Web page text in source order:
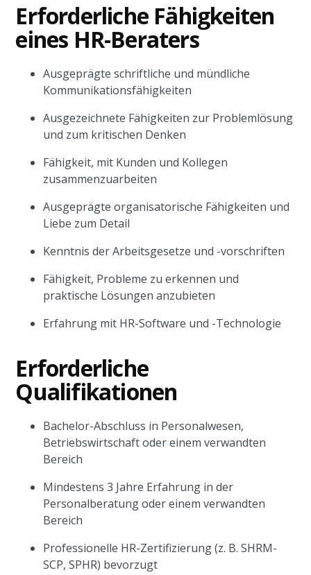
Erforderliche Fähigkeiten
eines HR-Beraters
Ausgeprägte schriftliche und mündliche
Kommunikationsfähigkeiten
Ausgezeichnete Fähigkeiten zur Problemlösung
und zum kritischen Denken
Fähigkeit, mit Kunden und Kollegen
zusammenzuarbeiten
Ausgeprägte organisatorische Fähigkeiten und
Liebe zum Detail
Kenntnis der Arbeitsgesetze und -vorschriften
Fähigkeit, Probleme zu erkennen und
praktische Lösungen anzubieten
Erfahrung mit HR-Software und -Technologie
Erforderliche
Qualifikationen
Bachelor-Abschluss in Personalwesen,
Betriebswirtschaft oder einem verwandten
Bereich
Mindestens 3 Jahre Erfahrung in der
Personalberatung oder einem verwandten
Bereich
Professionelle HR-Zertifizierung (z. B. SHRM-
SCP, SPHR) bevorzugt